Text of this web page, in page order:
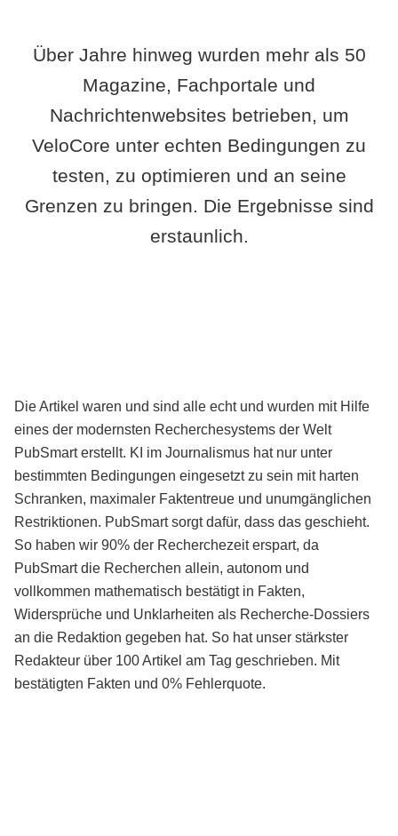
Über Jahre hinweg wurden mehr als 50
Magazine, Fachportale und
Nachrichtenwebsites betrieben, um
VeloCore unter echten Bedingungen zu
testen, zu optimieren und an seine
Grenzen zu bringen. Die Ergebnisse sind
erstaunlich.
Die Artikel waren und sind alle echt und wurden mit Hilfe
eines der modernsten Recherchesystems der Welt
PubSmart erstellt. KI im Journalismus hat nur unter
bestimmten Bedingungen eingesetzt zu sein mit harten
Schranken, maximaler Faktentreue und unumgänglichen
Restriktionen. PubSmart sorgt dafür, dass das geschieht.
So haben wir 90% der Recherchezeit erspart, da
PubSmart die Recherchen allein, autonom und
vollkommen mathematisch bestätigt in Fakten,
Widersprüche und Unklarheiten als Recherche-Dossiers
an die Redaktion gegeben hat. So hat unser stärkster
Redakteur über 100 Artikel am Tag geschrieben. Mit
bestätigten Fakten und 0% Fehlerquote.